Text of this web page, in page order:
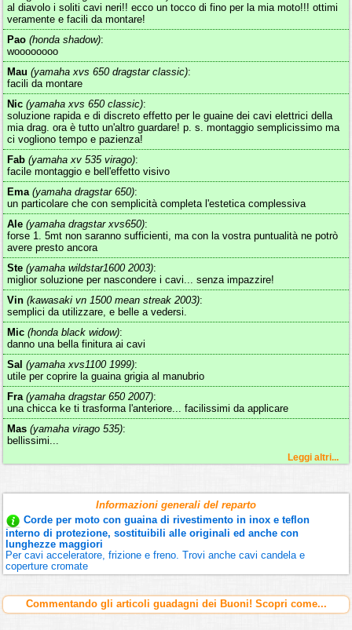
al diavolo i soliti cavi neri!! ecco un tocco di fino per la mia moto!!! ottimi
veramente e facili da montare!
Pao (honda shadow):
woooooooo
Mau (yamaha xvs 650 dragstar classic):
facili da montare
Nic (yamaha xvs 650 classic):
soluzione rapida e di discreto effetto per le guaine dei cavi elettrici della
mia drag. ora è tutto un'altro guardare! p. s. montaggio semplicissimo ma
ci vogliono tempo e pazienza!
Fab (yamaha xv 535 virago):
facile montaggio e bell'effetto visivo
Ema (yamaha dragstar 650):
un particolare che con semplicità completa l'estetica complessiva
Ale (yamaha dragstar xvs650):
forse 1. 5mt non saranno sufficienti, ma con la vostra puntualità ne potrò
avere presto ancora
Ste (yamaha wildstar1600 2003):
miglior soluzione per nascondere i cavi... senza impazzire!
Vin (kawasaki vn 1500 mean streak 2003):
semplici da utilizzare, e belle a vedersi.
Mic (honda black widow):
danno una bella finitura ai cavi
Sal (yamaha xvs1100 1999):
utile per coprire la guaina grigia al manubrio
Fra (yamaha dragstar 650 2007):
una chicca ke ti trasforma l'anteriore... facilissimi da applicare
Mas (yamaha virago 535):
bellissimi...
Leggi altri...
Informazioni generali del reparto
Corde per moto con guaina di rivestimento in inox e teflon
interno di protezione, sostituibili alle originali ed anche con
lunghezze maggiori
Per cavi acceleratore, frizione e freno. Trovi anche cavi candela e
coperture cromate
Commentando gli articoli guadagni dei Buoni! Scopri come...